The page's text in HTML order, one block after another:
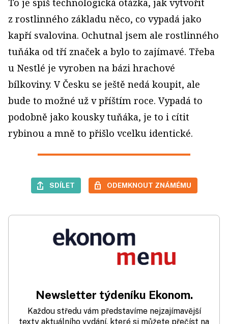
To je spíš technologická otázka, jak vytvořit
z rostlinného základu něco, co vypadá jako
kapří svalovina. Ochutnal jsem ale rostlinného
tuňáka od tří značek a bylo to zajímavé. Třeba
u Nestlé je vyroben na bázi hrachové
bílkoviny. V Česku se ještě nedá koupit, ale
bude to možné už v příštím roce. Vypadá to
podobně jako kousky tuňáka, je to i cítit
rybinou a mně to přišlo vcelku identické.
SDÍLET ODEMKNOUT ZNÁMÉMU
Newsletter týdeníku Ekonom.
Každou středu vám představíme nejzajímavější
texty aktuálního vydání, které si můžete přečíst na